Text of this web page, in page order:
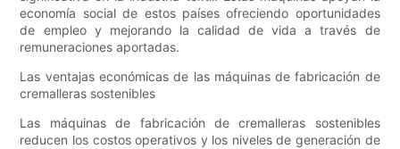
economía social de estos países ofreciendo oportunidades
de empleo y mejorando la calidad de vida a través de
remuneraciones aportadas.
Las ventajas económicas de las máquinas de fabricación de
cremalleras sostenibles
Las máquinas de fabricación de cremalleras sostenibles
reducen los costos operativos y los niveles de generación de